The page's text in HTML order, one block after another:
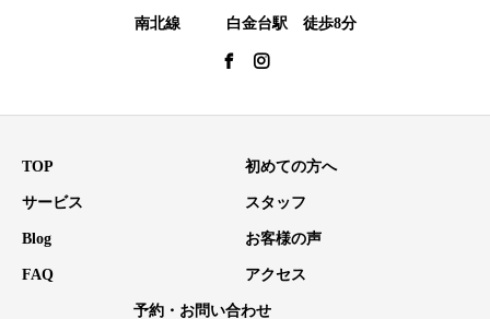
南北線 白金台駅 徒歩8分
TOP 初めての方へ
サービス スタッフ
Blog お客様の声
FAQ アクセス
予約・お問い合わせ